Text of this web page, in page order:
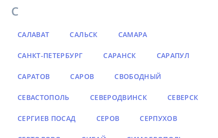
С
САЛАВАТ САЛЬСК САМАРА
САНКТ-ПЕТЕРБУРГ САРАНСК САРАПУЛ
САРАТОВ САРОВ СВОБОДНЫЙ
СЕВАСТОПОЛЬ СЕВЕРОДВИНСК СЕВЕРСК
СЕРГИЕВ ПОСАД СЕРОВ СЕРПУХОВ